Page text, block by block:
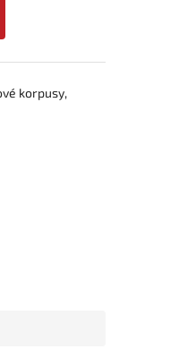
korpusy,